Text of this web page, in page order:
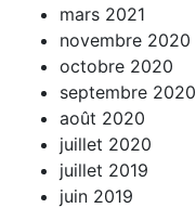
mars 2021
novembre 2020
octobre 2020
septembre 2020
août 2020
juillet 2020
juillet 2019
juin 2019